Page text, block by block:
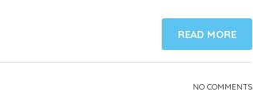
READ MORE
NO COMMENTS